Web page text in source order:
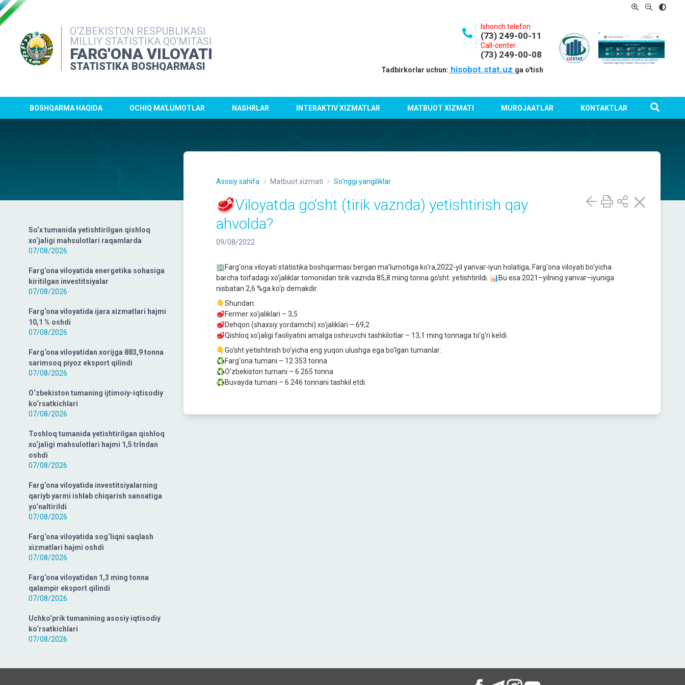
O‘ZBEKISTON RESPUBLIKASI
MILLIY STATISTIKA QO‘MITASI
FARG'ONA VILOYATI
STATISTIKA BOSHQARMASI
Ishonch telefon
(73) 249-00-11
Call-center
(73) 249-00-08
Tadbirkorlar uchun: hisobot.stat.uz ga o'tish
BOSHQARMA HAQIDA OCHIQ MA'LUMOTLAR NASHRLAR INTERAKTIV XIZMATLAR MATBUOT XIZMATI MUROJAATLAR KONTAKTLAR
So‘x tumanida yetishtirilgan qishloq
xo‘jaligi mahsulotlari raqamlarda
07/08/2026
Farg‘ona viloyatida energetika sohasiga
kiritilgan investitsiyalar
07/08/2026
Farg‘ona viloyatida ijara xizmatlari hajmi
10,1 % oshdi
07/08/2026
Farg‘ona viloyatidan xorijga 883,9 tonna
sarimsoq piyoz eksport qilindi
07/08/2026
O‘zbekiston tumaning ijtimoiy-iqtisodiy
ko‘rsatkichlari
07/08/2026
Toshloq tumanida yetishtirilgan qishloq
xo‘jaligi mahsulotlari hajmi 1,5 trlndan
oshdi
07/08/2026
Farg‘ona viloyatida investitsiyalarning
qariyb yarmi ishlab chiqarish sanoatiga
yo‘naltirildi
07/08/2026
Farg‘ona viloyatida sog‘liqni saqlash
xizmatlari hajmi oshdi
07/08/2026
Farg‘ona viloyatidan 1,3 ming tonna
qalampir eksport qilindi
07/08/2026
Uchko‘prik tumanining asosiy iqtisodiy
ko‘rsatkichlari
07/08/2026
Asosiy sahifa Matbuot xizmati So'nggi yangiliklar
🥩Viloyatda go‘sht (tirik vaznda) yetishtirish qay
ahvolda?
09/08/2022
🏢Farg‘ona viloyati statistika boshqarmasi bergan ma’lumotiga ko‘ra,2022-yil yanvar-iyun holatiga, Farg‘ona viloyati bo‘yicha
barcha toifadagi xo‘jaliklar tomonidan tirik vaznda 85,8 ming tonna go‘sht yetishtirildi. 📊Bu esa 2021–yilning yanvar–iyuniga
nisbatan 2,6 %ga ko‘p demakdir.
👇Shundan:
🥩Fermer xo‘jaliklari – 3,5
🥩Dehqon (shaxsiy yordamchi) xo‘jaliklari – 69,2
🥩Qishloq xo‘jaligi faoliyatini amalga oshiruvchi tashkilotlar – 13,1 ming tonnaga to‘g‘ri keldi.
👇Go‘sht yetishtirish bo‘yicha eng yuqori ulushga ega bo‘lgan tumanlar:
♻️Farg‘ona tumani – 12 353 tonna
♻️O‘zbekiston tumani – 6 265 tonna
♻️Buvayda tumani – 6 246 tonnani tashkil etdi.